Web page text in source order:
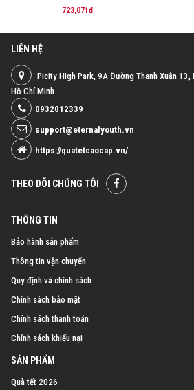
723,071đ
LIÊN HỆ
Picity High Park, 9A Đường Thạnh Xuân 13,
Hồ Chí Minh
0932012339
support@eternalyouth.vn
https://quatetcaocap.vn/
THEO DÕI CHÚNG TÔI
THÔNG TIN
Bảo hành sản phẩm
Thông tin vận chuyển
Quy định và chính sách
Chính sách bảo mật
Chính sách thanh toán
Chính sách khiếu nại
SẢN PHẨM
Quà tết 2026